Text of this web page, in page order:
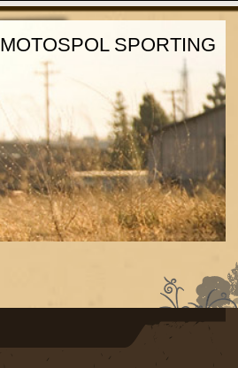
MOTOSPOL SPORTING